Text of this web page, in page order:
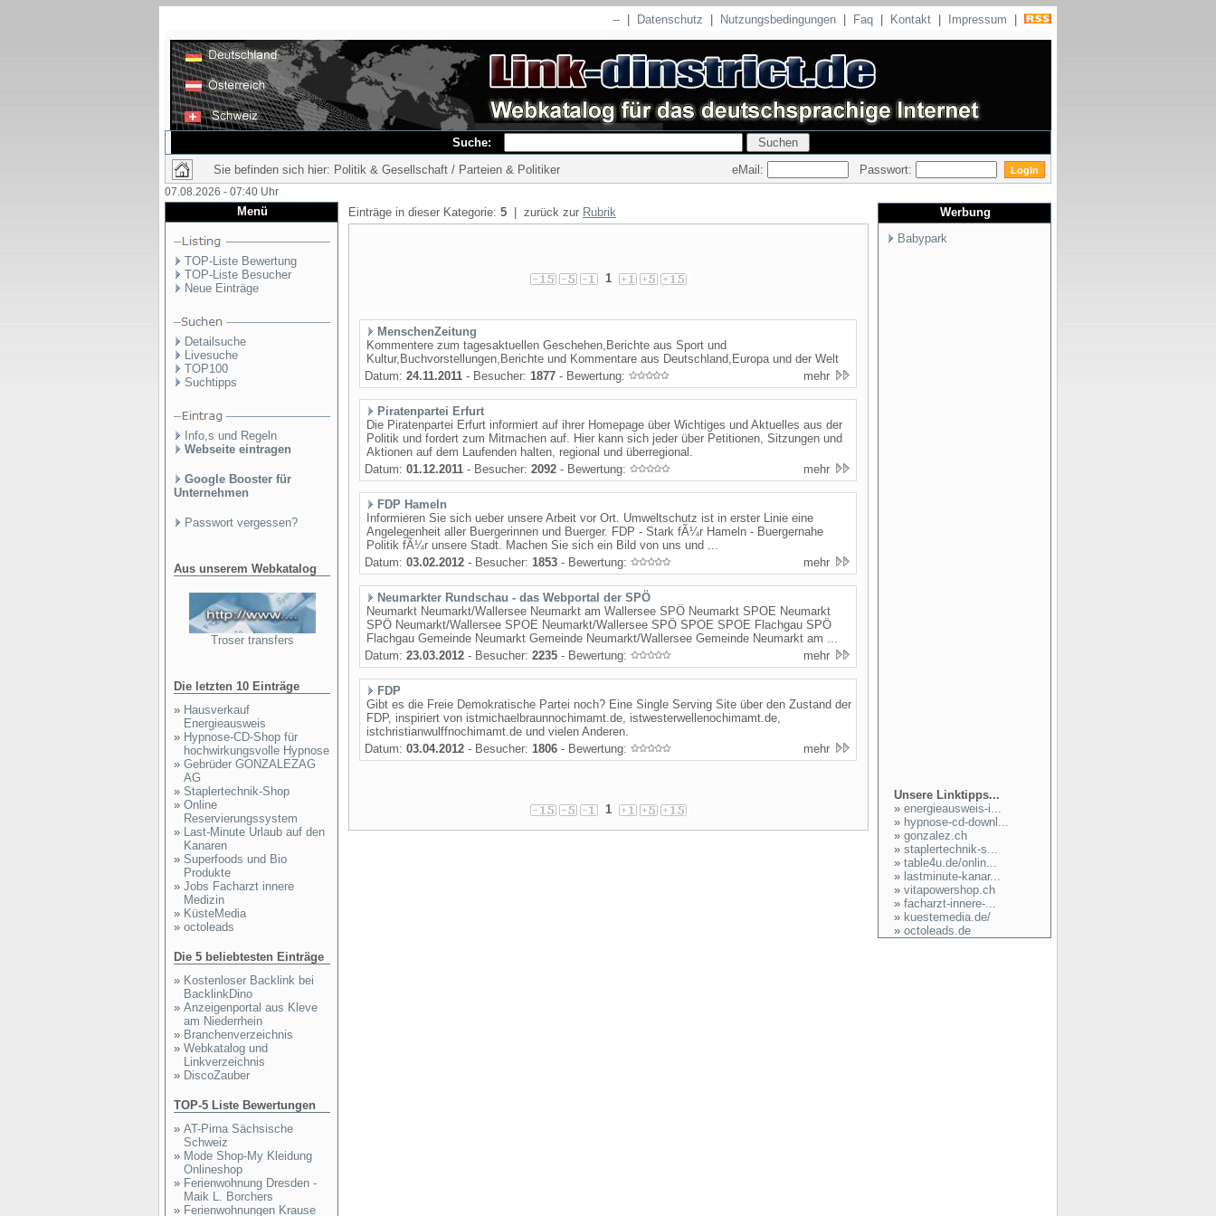
-- Datenschutz Nutzungsbedingungen Faq Kontakt Impressum
Suche:
Sie befinden sich hier: Politik & Gesellschaft / Parteien & Politiker
eMail: Passwort:
07.08.2026 - 07:40 Uhr
Menü
TOP-Liste Bewertung
TOP-Liste Besucher
Neue Einträge
Detailsuche
Livesuche
TOP100
Suchtipps
Info,s und Regeln
Webseite eintragen
Google Booster für
Unternehmen
Passwort vergessen?
Aus unserem Webkatalog
Troser transfers
Die letzten 10 Einträge
» Hausverkauf
Energieausweis
» Hypnose-CD-Shop für
hochwirkungsvolle Hypnose
» Gebrüder GONZALEZAG
AG
» Staplertechnik-Shop
» Online
Reservierungssystem
» Last-Minute Urlaub auf den
Kanaren
» Superfoods und Bio
Produkte
» Jobs Facharzt innere
Medizin
» KüsteMedia
» octoleads
Die 5 beliebtesten Einträge
» Kostenloser Backlink bei
BacklinkDino
» Anzeigenportal aus Kleve
am Niederrhein
» Branchenverzeichnis
» Webkatalog und
Linkverzeichnis
» DiscoZauber
TOP-5 Liste Bewertungen
» AT-Pirna Sächsische
Schweiz
» Mode Shop-My Kleidung
Onlineshop
» Ferienwohnung Dresden -
Maik L. Borchers
» Ferienwohnungen Krause
Einträge in dieser Kategorie: 5 | zurück zur Rubrik
1
MenschenZeitung
Kommentere zum tagesaktuellen Geschehen,Berichte aus Sport und
Kultur,Buchvorstellungen,Berichte und Kommentare aus Deutschland,Europa und der Welt
Datum: 24.11.2011 - Besucher: 1877 - Bewertung: mehr
Piratenpartei Erfurt
Die Piratenpartei Erfurt informiert auf ihrer Homepage über Wichtiges und Aktuelles aus der
Politik und fordert zum Mitmachen auf. Hier kann sich jeder über Petitionen, Sitzungen und
Aktionen auf dem Laufenden halten, regional und überregional.
Datum: 01.12.2011 - Besucher: 2092 - Bewertung: mehr
FDP Hameln
Informieren Sie sich ueber unsere Arbeit vor Ort. Umweltschutz ist in erster Linie eine
Angelegenheit aller Buergerinnen und Buerger. FDP - Stark fÃ¼r Hameln - Buergernahe
Politik fÃ¼r unsere Stadt. Machen Sie sich ein Bild von uns und ...
Datum: 03.02.2012 - Besucher: 1853 - Bewertung: mehr
Neumarkter Rundschau - das Webportal der SPÖ
Neumarkt Neumarkt/Wallersee Neumarkt am Wallersee SPÖ Neumarkt SPOE Neumarkt
SPÖ Neumarkt/Wallersee SPOE Neumarkt/Wallersee SPÖ SPOE SPOE Flachgau SPÖ
Flachgau Gemeinde Neumarkt Gemeinde Neumarkt/Wallersee Gemeinde Neumarkt am ...
Datum: 23.03.2012 - Besucher: 2235 - Bewertung: mehr
FDP
Gibt es die Freie Demokratische Partei noch? Eine Single Serving Site über den Zustand der
FDP, inspiriert von istmichaelbraunnochimamt.de, istwesterwellenochimamt.de,
istchristianwulffnochimamt.de und vielen Anderen.
Datum: 03.04.2012 - Besucher: 1806 - Bewertung: mehr
1
Werbung
Babypark
Unsere Linktipps...
» energieausweis-i...
» hypnose-cd-downl...
» gonzalez.ch
» staplertechnik-s...
» table4u.de/onlin...
» lastminute-kanar...
» vitapowershop.ch
» facharzt-innere-...
» kuestemedia.de/
» octoleads.de